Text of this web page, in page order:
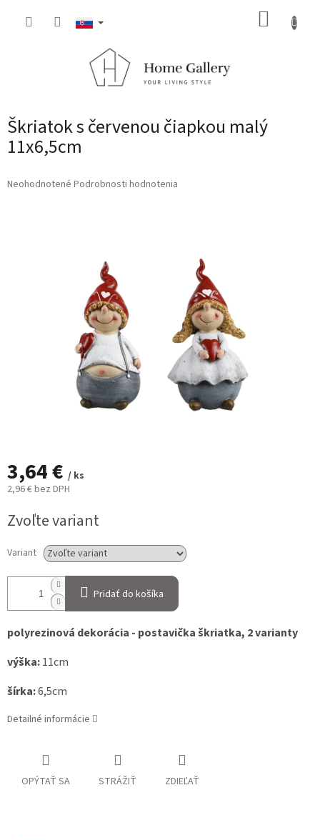
Škriatok s červenou čiapkou malý
11x6,5cm
Priemerné
Neohodnotené Podrobnosti hodnotenia
3,64 € / ks
2,96 € bez DPH
cena:
Zvoľte variant
Variant
Pridať do košíka
polyrezinová dekorácia - postavička škriatka, 2 varianty
výška:11cm
šírka:6,5cm
Detailné informácie
OPÝTAŤ SA STRÁŽIŤ ZDIEĽAŤ